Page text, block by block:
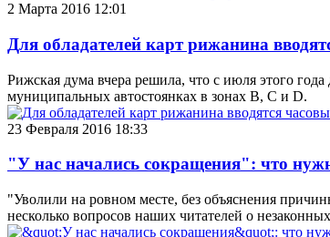
2 Марта 2016 12:01
Для обладателей карт рижанина
Рижская дума вчера решила, что с июля этого
муниципальных автостоянках в зонах B, C и D.
23 Февраля 2016 18:33
"У нас начались сокращения": что
"Уволили на ровном месте, без объяснения
несколько вопросов наших читателей о